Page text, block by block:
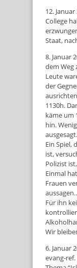
12.
College
Staat,
8. Januar
dem Weg
Leute
der
1130h.
käme um
hin.
ausgesagt.
Ein Spiel,
ist,
Polizist
Einmal
Frauen
Für ihn
Wir
6. Januar
evang-